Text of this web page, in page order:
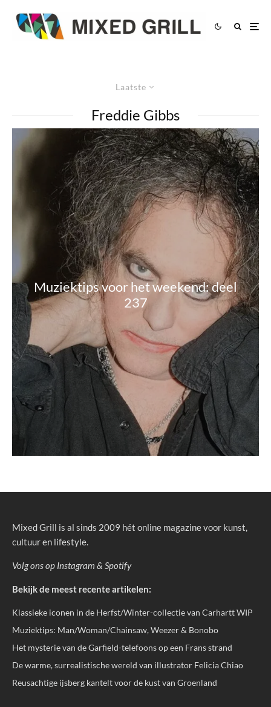
Laatste
Freddie Gibbs
Muziektips voor het weekend: deel
237
Mixed Grill is al sinds 2009 hét online magazine voor kunst,
cultuur en lifestyle.
Volg ons op Instagram & Spotify
Bekijk de meest recente artikelen:
Klassieke iconen in de Herfst/Winter-collectie van Carhartt WIP
Muziektips: Man/Woman/Chainsaw, Weezer & Bonobo
Het mysterie van de Garfield-telefoons op een Frans strand
De warme, surrealistische wereld van illustrator Felicia Chiao
Reusachtige ijsberg kantelt voor de kust van Groenland